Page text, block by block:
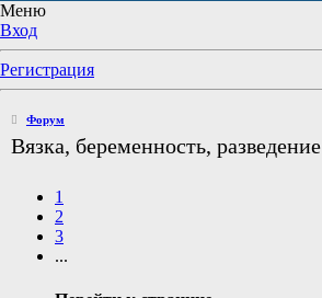
Меню
Вход
Регистрация
Форум
Вязка, беременность, разведение
1
2
3
...